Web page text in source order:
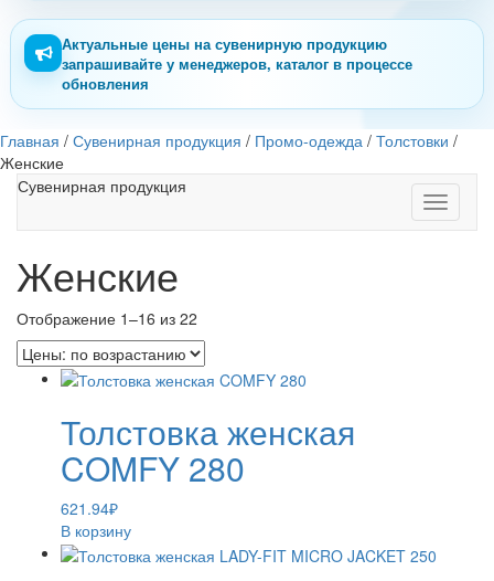
Актуальные цены на сувенирную продукцию
запрашивайте у менеджеров, каталог в процессе
обновления
Главная / Сувенирная продукция / Промо-одежда / Толстовки /
Женские
Toggle
Сувенирная продукция
Женские
Отображение 1–16 из 22
Толстовка женская
COMFY 280
621.94₽
В корзину